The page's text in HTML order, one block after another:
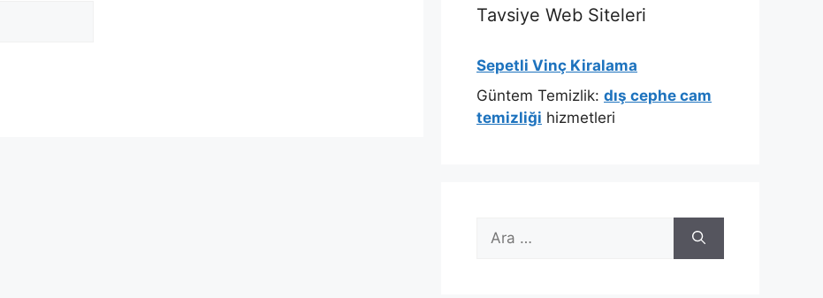
Tavsiye Web Siteleri
Sepetli Vinç Kiralama
Güntem Temizlik: dış cephe cam
temizliği hizmetleri
ara